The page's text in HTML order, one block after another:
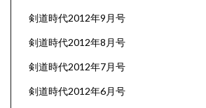
剣道時代2012年9月号
剣道時代2012年8月号
剣道時代2012年7月号
剣道時代2012年6月号